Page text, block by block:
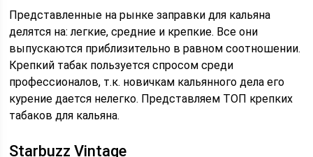
Представленные на рынке заправки для кальяна
делятся на: легкие, средние и крепкие. Все они
выпускаются приблизительно в равном соотношении.
Крепкий табак пользуется спросом среди
профессионалов, т.к. новичкам кальянного дела его
курение дается нелегко. Представляем ТОП крепких
табаков для кальяна.
Starbuzz Vintage